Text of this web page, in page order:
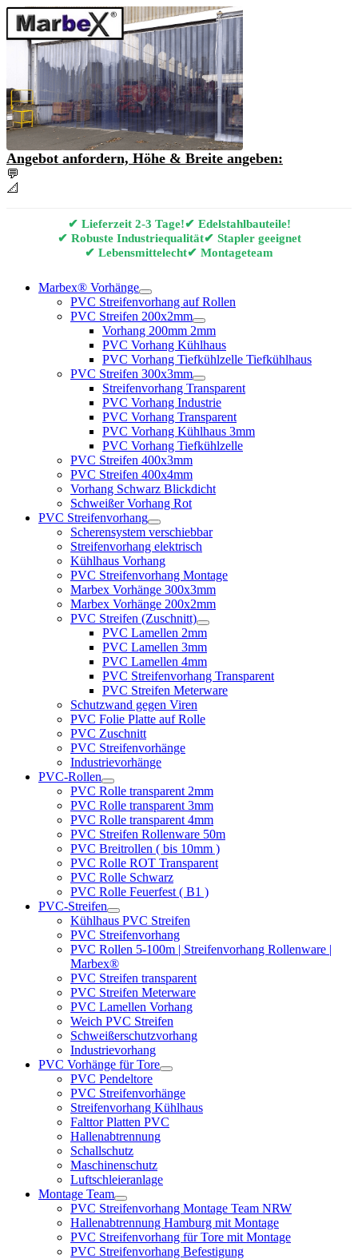
Angebot anfordern, Höhe & Breite angeben:
💬
📐
✔ Lieferzeit 2-3 Tage!✔ Edelstahlbauteile!
✔ Robuste Industriequalität✔ Stapler geeignet
✔ Lebensmittelecht✔ Montageteam
Marbex® Vorhänge
PVC Streifenvorhang auf Rollen
PVC Streifen 200x2mm
Vorhang 200mm 2mm
PVC Vorhang Kühlhaus
PVC Vorhang Tiefkühlzelle Tiefkühlhaus
PVC Streifen 300x3mm
Streifenvorhang Transparent
PVC Vorhang Industrie
PVC Vorhang Transparent
PVC Vorhang Kühlhaus 3mm
PVC Vorhang Tiefkühlzelle
PVC Streifen 400x3mm
PVC Streifen 400x4mm
Vorhang Schwarz Blickdicht
Schweißer Vorhang Rot
PVC Streifenvorhang
Scherensystem verschiebbar
Streifenvorhang elektrisch
Kühlhaus Vorhang
PVC Streifenvorhang Montage
Marbex Vorhänge 300x3mm
Marbex Vorhänge 200x2mm
PVC Streifen (Zuschnitt)
PVC Lamellen 2mm
PVC Lamellen 3mm
PVC Lamellen 4mm
PVC Streifenvorhang Transparent
PVC Streifen Meterware
Schutzwand gegen Viren
PVC Folie Platte auf Rolle
PVC Zuschnitt
PVC Streifenvorhänge
Industrievorhänge
PVC-Rollen
PVC Rolle transparent 2mm
PVC Rolle transparent 3mm
PVC Rolle transparent 4mm
PVC Streifen Rollenware 50m
PVC Breitrollen ( bis 10mm )
PVC Rolle ROT Transparent
PVC Rolle Schwarz
PVC Rolle Feuerfest ( B1 )
PVC-Streifen
Kühlhaus PVC Streifen
PVC Streifenvorhang
PVC Rollen 5-100m | Streifenvorhang Rollenware |
Marbex®
PVC Streifen transparent
PVC Streifen Meterware
PVC Lamellen Vorhang
Weich PVC Streifen
Schweißerschutzvorhang
Industrievorhang
PVC Vorhänge für Tore
PVC Pendeltore
PVC Streifenvorhänge
Streifenvorhang Kühlhaus
Falttor Platten PVC
Hallenabtrennung
Schallschutz
Maschinenschutz
Luftschleieranlage
Montage Team
PVC Streifenvorhang Montage Team NRW
Hallenabtrennung Hamburg mit Montage
PVC Streifenvorhang für Tore mit Montage
PVC Streifenvorhang Befestigung